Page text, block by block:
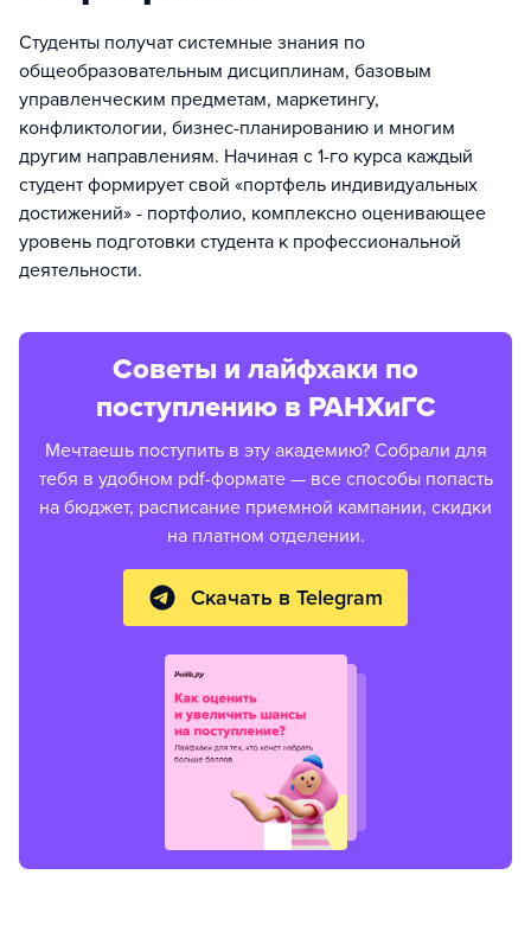
Студенты получат системные знания по
общеобразовательным дисциплинам, базовым
управленческим предметам, маркетингу,
конфликтологии, бизнес-планированию и многим
другим направлениям. Начиная с 1-го курса каждый
студент формирует свой «портфель индивидуальных
достижений» - портфолио, комплексно оценивающее
уровень подготовки студента к профессиональной
деятельности.
Советы и лайфхаки по
поступлению в РАНХиГС
Мечтаешь поступить в эту академию? Собрали для
тебя в удобном pdf-формате — все способы попасть
на бюджет, расписание приемной кампании, скидки
на платном отделении.
Скачать в Telegram